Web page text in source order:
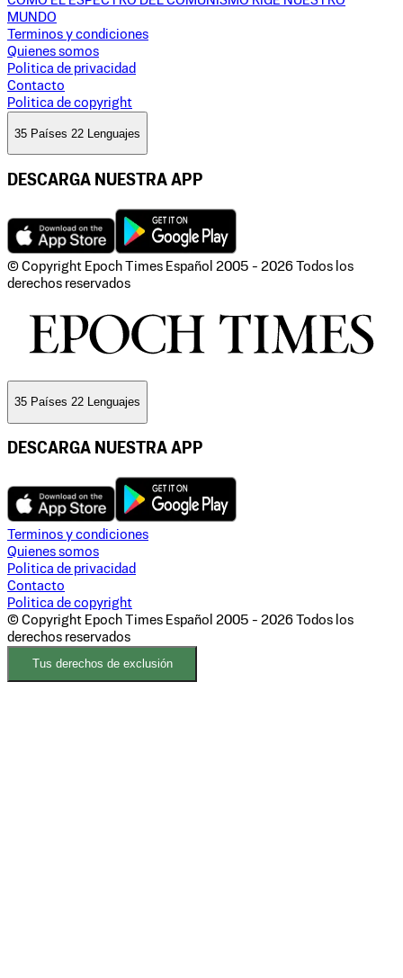
MUNDO
Terminos y condiciones
Quienes somos
Politica de privacidad
Contacto
Politica de copyright
35 Países 22 Lenguajes
DESCARGA NUESTRA APP
© Copyright Epoch Times Español 2005 - 2026 Todos los
derechos reservados
35 Países 22 Lenguajes
DESCARGA NUESTRA APP
Terminos y condiciones
Quienes somos
Politica de privacidad
Contacto
Politica de copyright
© Copyright Epoch Times Español 2005 - 2026 Todos los
derechos reservados
Tus derechos de exclusión